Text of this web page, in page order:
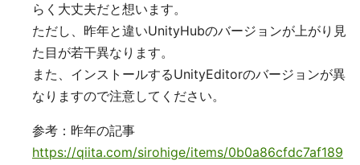
らく大丈夫だと想います。
ただし、昨年と違いUnityHubのバージョンが上がり見
た目が若干異なります。
また、インストールするUnityEditorのバージョンが異
なりますので注意してください。
参考：昨年の記事
https://qiita.com/sirohige/items/0b0a86cfdc7af189